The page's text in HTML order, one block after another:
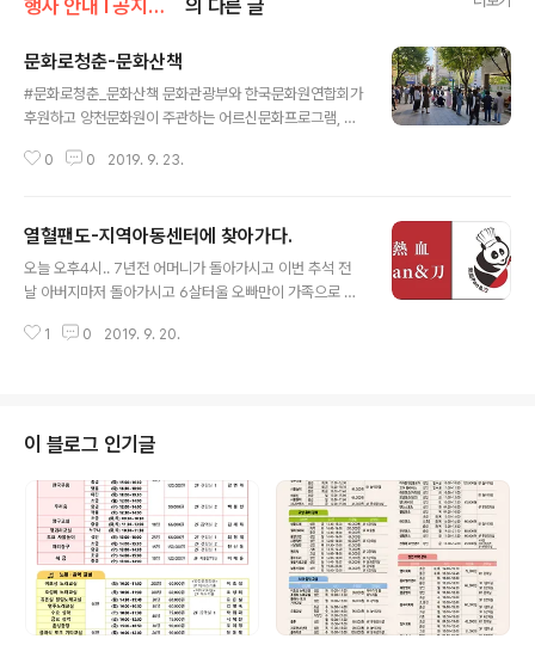
행사 안내 Ι 공지사항/문화원 소식 의 다른 글
문화로청춘-문화산책
#문화로청춘_문화산책 문화관광부와 한국문화원연합회가
후원하고 양천문화원이 주관하는 어르신문화프로그램, 문
장에서 열렸습니다. 행복동아리예술단 여러분들, 문화와
행복동아리예술단, 음향설치부터 진행까지 맡아 수고해주
신 양천문화원 문화서포터즈님들 모두 수고많으셨습니다.
양천문화원 다양한 찾아가는 문화 프로그램을 통하여 문화
0 0 2019. 9. 23.
열혈팬도-지역아동센터에 찾아가다.
오늘 오후4시.. 7년전 어머니가 돌아가시고 이번 추석 전
날 아버지마저 돌아가시고 6살터울 오빠만이 가족으로 남
학교 이** 학생과 신월3동에 위치한 다니엘아동센터 아이
활동을 약속했습니다. 오늘 요리봉사활동에는 다채로운 문
화활동을 위해 금년에 구성한 문화서포터즈팀의 일원인 2
012신서봉사단과 문화원 회원이신 봉사단 대표 권혜정님
께서 전해주신 장학금도 이**학생에게 전달하게 됩니다.
"일상속에 함께하는 문화"를 통해 "문화로운 일상"을 만들
어 가고자하는 양천문화원의 발걸음은 미래의 기둥인 아
동...
1 0 2019. 9. 20.
이 블로그 인기글